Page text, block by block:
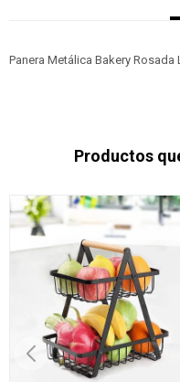
Panera Metálica Bakery
Productos